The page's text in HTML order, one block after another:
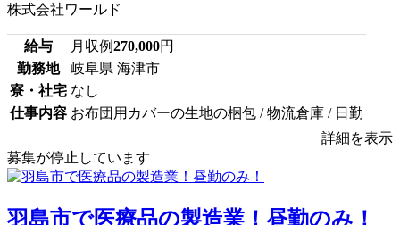
株式会社ワールド
給与 月収例270,000円
勤務地
岐阜県 海津市
寮・社宅 なし
仕事内容 お布団用カバーの生地の梱包 / 物流倉庫 / 日勤
詳細を表示
募集が停止しています
羽島市で医療品の製造業！昼勤のみ！